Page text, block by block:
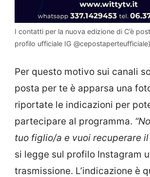
I contatti per la nuova edizione di C’è
profilo ufficiale IG
Per questo motivo sui canali
posta per te è apparsa una
riportate le indicazioni per
partecipare al programma.
tuo figlio/a e vuoi recuperare
si legge sul profilo Instagram
trasmissione. L’indicazione è